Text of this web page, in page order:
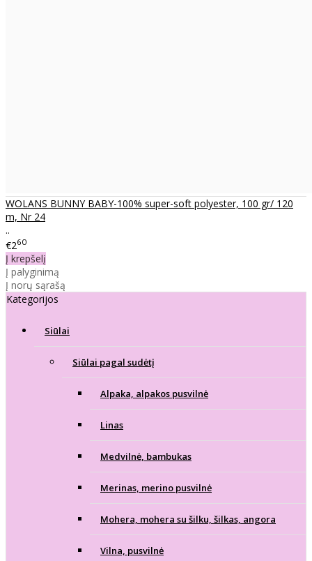
WOLANS BUNNY BABY-100% super-soft polyester, 100 gr/ 120
m, Nr 24
..
€260
Į krepšelį
Į palyginimą
Į norų sąrašą
Kategorijos
Siūlai
Siūlai pagal sudėtį
Alpaka, alpakos pusvilnė
Linas
Medvilnė, bambukas
Merinas, merino pusvilnė
Mohera, mohera su šilku, šilkas, angora
Vilna, pusvilnė